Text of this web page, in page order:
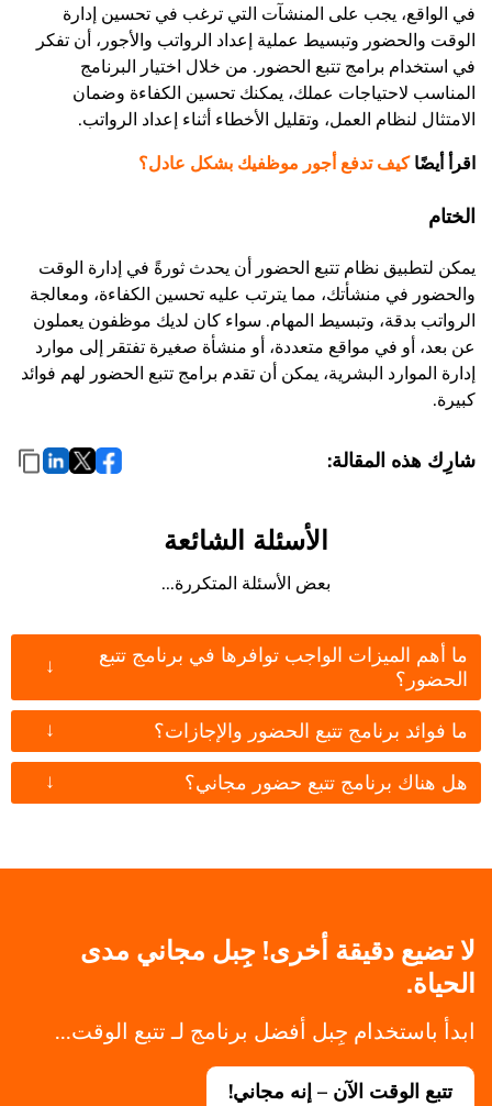
في الواقع، يجب على المنشآت التي ترغب في تحسين إدارة
الوقت والحضور وتبسيط عملية إعداد الرواتب والأجور، أن تفكر
في استخدام برامج تتبع الحضور. من خلال اختيار البرنامج
المناسب لاحتياجات عملك، يمكنك تحسين الكفاءة وضمان
الامتثال لنظام العمل، وتقليل الأخطاء أثناء إعداد الرواتب.
اقرأ أيضًاكيف تدفع أجور موظفيك بشكل عادل؟
الختام
يمكن لتطبيق نظام تتبع الحضور أن يحدث ثورةً في إدارة الوقت
والحضور في منشأتك، مما يترتب عليه تحسين الكفاءة، ومعالجة
الرواتب بدقة، وتبسيط المهام. سواء كان لديك موظفون يعملون
عن بعد، أو في مواقع متعددة، أو منشأة صغيرة تفتقر إلى موارد
إدارة الموارد البشرية، يمكن أن تقدم برامج تتبع الحضور لهم فوائد
كبيرة.
شارِك هذه المقالة:
الأسئلة الشائعة
بعض الأسئلة المتكررة...
ما أهم الميزات الواجب توافرها في برنامج تتبع
الحضور؟
↓
ما فوائد برنامج تتبع الحضور والإجازات؟ ↓
هل هناك برنامج تتبع حضور مجاني؟ ↓
لا تضيع دقيقة أخرى! جِبل مجاني مدى
الحياة.
ابدأ باستخدام جِبل أفضل برنامج لـ تتبع الوقت...
تتبع الوقت الآن – إنه مجاني!